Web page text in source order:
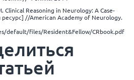
Clinical Reasoning in Neurology: A Case-
//American Academy of Neurology.
default/files/Resident&Fellow/CRbook.pdf